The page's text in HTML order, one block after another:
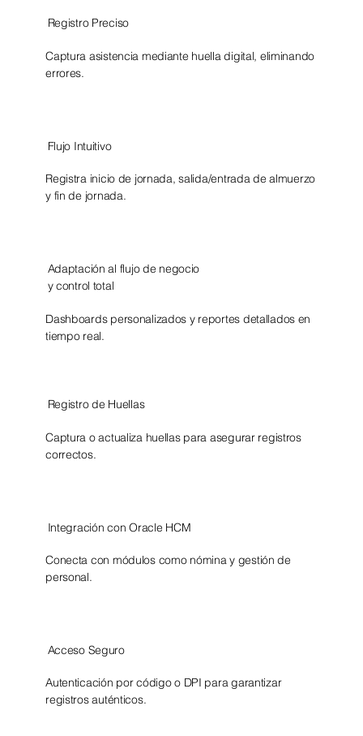
Registro Preciso
Captura asistencia mediante huella digital, eliminando
errores.
Flujo Intuitivo
Registra inicio de jornada, salida/entrada de almuerzo
y fin de jornada.​
Adaptación al flujo de negocio
y control total
Dashboards personalizados y reportes detallados en
tiempo real.
Registro de Huellas
Captura o actualiza huellas para asegurar registros
correctos.​
Integración con Oracle HCM
Conecta con módulos como nómina y gestión de
personal.
Acceso Seguro
Autenticación por código o DPI para garantizar
registros auténticos.